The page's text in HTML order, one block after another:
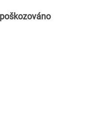
poškozováno